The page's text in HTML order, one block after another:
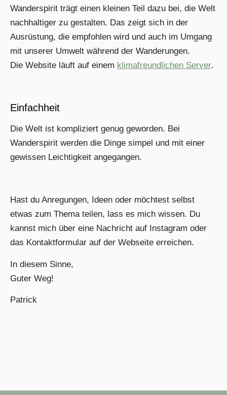
Wanderspirit trägt einen kleinen Teil dazu bei, die Welt
nachhaltiger zu gestalten. Das zeigt sich in der
Ausrüstung, die empfohlen wird und auch im Umgang
mit unserer Umwelt während der Wanderungen.
Die Website läuft auf einem klimafreundlichen Server.
Einfachheit
Die Welt ist kompliziert genug geworden. Bei
Wanderspirit werden die Dinge simpel und mit einer
gewissen Leichtigkeit angegangen.
Hast du Anregungen, Ideen oder möchtest selbst
etwas zum Thema teilen, lass es mich wissen. Du
kannst mich über eine Nachricht auf Instagram oder
das Kontaktformular auf der Webseite erreichen.
In diesem Sinne,
Guter Weg!
Patrick